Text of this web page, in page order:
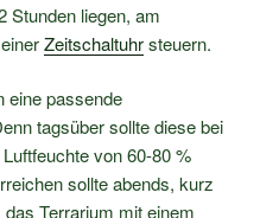
Stunden liegen, am
Zeitschaltuhrsteuern.
eine passende
tagsüber sollte diese bei
von 60-80 %
sollte abends, kurz
Terrarium mit einem